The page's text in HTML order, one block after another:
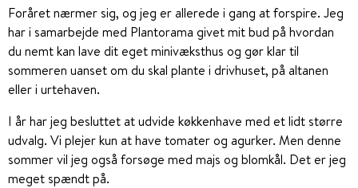
Foråret nærmer sig, og jeg er allerede i gang at forspire. Jeg
har i samarbejde med Plantorama givet mit bud på hvordan
du nemt kan lave dit eget minivæksthus og gør klar til
sommeren uanset om du skal plante i drivhuset, på altanen
eller i urtehaven.
I år har jeg besluttet at udvide køkkenhave med et lidt større
udvalg. Vi plejer kun at have tomater og agurker. Men denne
sommer vil jeg også forsøge med majs og blomkål. Det er jeg
meget spændt på.